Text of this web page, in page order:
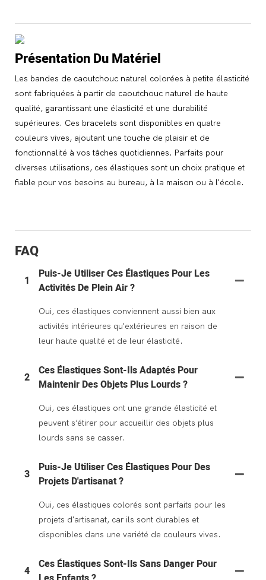
Présentation Du Matériel
Les bandes de caoutchouc naturel colorées à petite élasticité
sont fabriquées à partir de caoutchouc naturel de haute
qualité, garantissant une élasticité et une durabilité
supérieures. Ces bracelets sont disponibles en quatre
couleurs vives, ajoutant une touche de plaisir et de
fonctionnalité à vos tâches quotidiennes. Parfaits pour
diverses utilisations, ces élastiques sont un choix pratique et
fiable pour vos besoins au bureau, à la maison ou à l'école.
FAQ
1
Puis-Je Utiliser Ces Élastiques Pour Les
Activités De Plein Air ?
Oui, ces élastiques conviennent aussi bien aux
activités intérieures qu'extérieures en raison de
leur haute qualité et de leur élasticité.
2
Ces Élastiques Sont-Ils Adaptés Pour
Maintenir Des Objets Plus Lourds ?
Oui, ces élastiques ont une grande élasticité et
peuvent s’étirer pour accueillir des objets plus
lourds sans se casser.
3
Puis-Je Utiliser Ces Élastiques Pour Des
Projets D'artisanat ?
Oui, ces élastiques colorés sont parfaits pour les
projets d'artisanat, car ils sont durables et
disponibles dans une variété de couleurs vives.
4
Ces Élastiques Sont-Ils Sans Danger Pour